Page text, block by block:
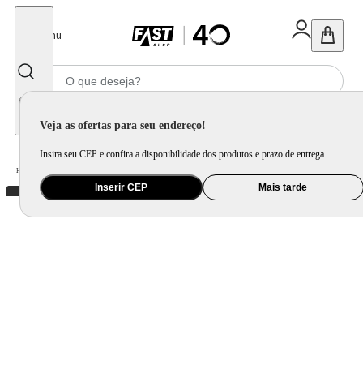
Menu
Veja as ofertas para seu endereço!
Insira seu CEP e confira a disponibilidade dos produtos e prazo de entrega.
Inserir CEP Mais tarde
Home